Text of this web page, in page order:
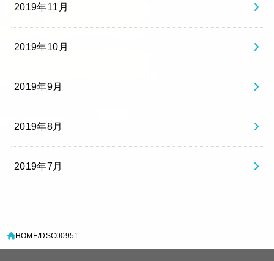
2019年11月
2019年10月
2019年9月
2019年8月
2019年7月
HOME DSC00951